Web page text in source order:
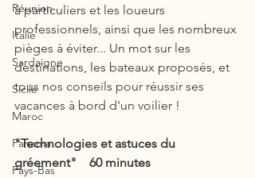
Réunion
Italie
Sardaigne
Sicile
Maroc
Panama
Pays-Bas
à particuliers et les loueurs
professionnels, ainsi que les nombreux
pièges à éviter... Un mot sur les
destinations, les bateaux proposés, et
tous nos conseils pour réussir ses
vacances à bord d'un voilier !
"Technologies et astuces du
gréement"    60 minutes